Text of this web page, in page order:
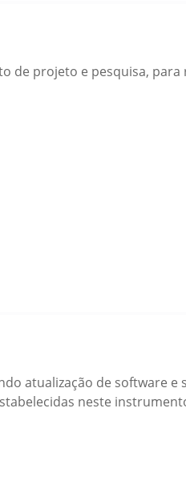
de projeto e pesquisa, para
atualização de software e
neste